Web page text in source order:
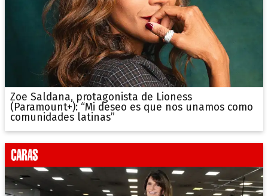
Zoe Saldana, protagonista de Lioness
(Paramount+): “Mi deseo es que nos unamos como
comunidades latinas”